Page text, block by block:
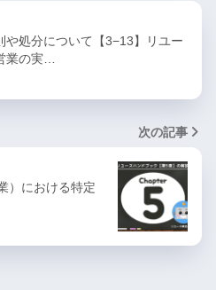
や処分について【3−13】リユー
業の実…
次の記事
）における特定